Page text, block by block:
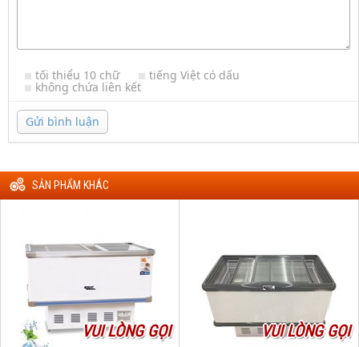
tối thiểu 10 chữ tiếng Việt có dấu
không chứa liên kết
Gửi bình luận
SẢN PHẨM KHÁC
VUI LÒNG GỌI VUI LÒNG GỌI